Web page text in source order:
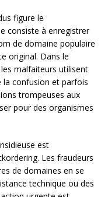
figure le
consiste à enregistrer
de domaine populaire
original. Dans le
malfaiteurs utilisent
la confusion et parfois
trompeuses aux
pour des organismes
est
Les fraudeurs
de domaines en se
technique ou des